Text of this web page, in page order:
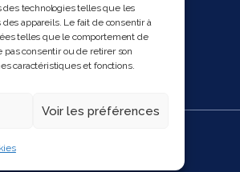
technologies telles que les
appareils. Le fait de consentir à
telles que le comportement de
consentir ou de retirer son
caractéristiques et fonctions.
Voir les préférences
Politique de
cookies (UE)